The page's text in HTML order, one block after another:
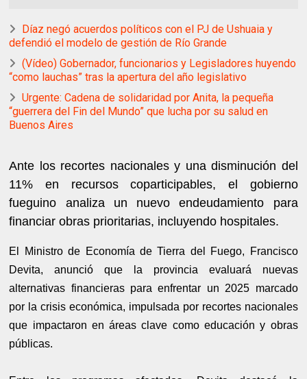
Díaz negó acuerdos políticos con el PJ de Ushuaia y
defendió el modelo de gestión de Río Grande
(Vídeo) Gobernador, funcionarios y Legisladores huyendo
“como lauchas” tras la apertura del año legislativo
Urgente: Cadena de solidaridad por Anita, la pequeña
“guerrera del Fin del Mundo” que lucha por su salud en
Buenos Aires
Ante los recortes nacionales y una disminución del
11% en recursos coparticipables, el gobierno
fueguino analiza un nuevo endeudamiento para
financiar obras prioritarias, incluyendo hospitales.
El Ministro de Economía de Tierra del Fuego, Francisco
Devita, anunció que la provincia evaluará nuevas
alternativas financieras para enfrentar un 2025 marcado
por la crisis económica, impulsada por recortes nacionales
que impactaron en áreas clave como educación y obras
públicas.